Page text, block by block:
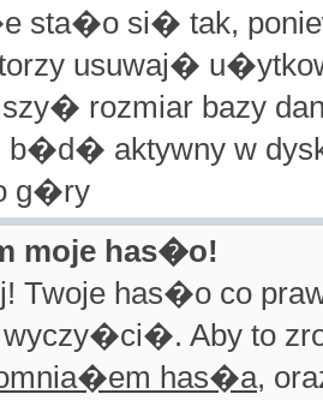
sta�o si� tak,
usuwaj�
rozmiar bazy
b�d� aktywny w
g�ry
moje has�o!
Twoje has�o co
Aby to
has�a,